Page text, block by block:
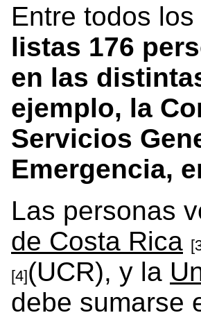
Entre todos
listas 176
en las
ejemplo, la
Servicios
Emergencia,
Las personas
de Costa Rica
[4](UCR), y la
debe sumarse